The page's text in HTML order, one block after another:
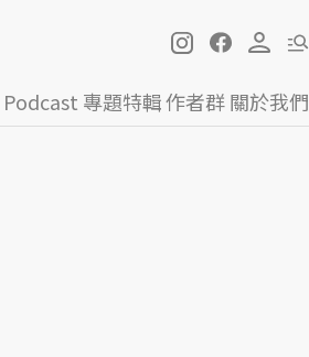
Podcast 專題特輯作者群關於我們